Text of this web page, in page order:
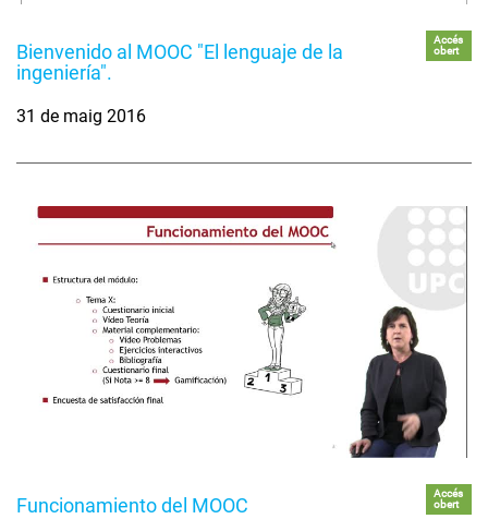
Bienvenido al MOOC "El lenguaje de la
ingeniería".
Accés
obert
31 de maig 2016
Funcionamiento del MOOC
Accés
obert